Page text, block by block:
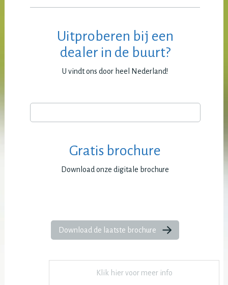
Uitproberen bij een
dealer in de buurt?
U vindt ons door heel Nederland!
Gratis brochure
Download onze digitale brochure
Download de laatste brochure
Klik hier voor meer info